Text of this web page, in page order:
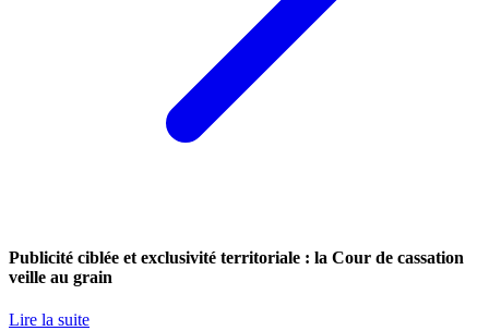
Publicité ciblée et exclusivité territoriale : la Cour de cassation
veille au grain
Lire la suite